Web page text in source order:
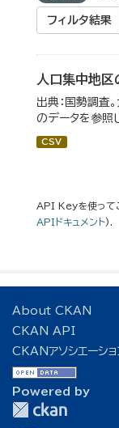
フィルタ結果
人口集中地区
出典：国勢調査
のデータを参照
CSV
API Keyを使って
APIドキュメント).
About CKAN
CKAN API
CKANアソシエーショ
Powered by